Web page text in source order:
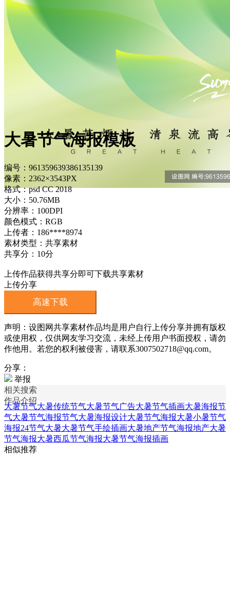
大暑节气海报模板
编号：961359639386135139
像素：2362×3543PX
格式：psd CC 2018
大小：50.76MB
分辨率：100DPI
颜色模式：RGB
上传者：186****8974
素材类型：共享素材
共享分：10分
上传作品获得共享分即可下载共享素材
上传分享
高速下载
声明：设图网共享素材作品均是用户自行上传分享并拥有版权
或使用权，仅供网友学习交流，未经上传用户书面授权，请勿
作他用。若您的权利被侵害，请联系3007502718@qq.com。
分享：
举报
相关搜索
作品介绍
大暑节气大暑传统节气大暑节气广告大暑节气插画大暑海报节
气大暑节气海报节气大暑海报设计大暑节气海报大暑小暑节气
海报24节气大暑大暑节气手绘插画大暑地产节气海报地产大暑
节气海报大暑西瓜节气海报大暑节气海报插画
相似推荐